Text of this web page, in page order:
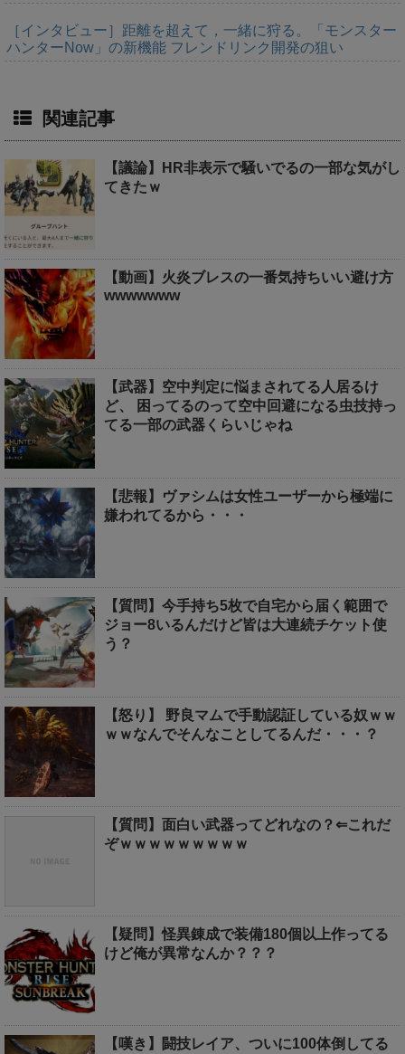
［インタビュー］距離を超えて，一緒に狩る。「モンスター
ハンターNow」の新機能 フレンドリンク開発の狙い
関連記事
【議論】HR非表示で騒いでるの一部な気がし
てきたｗ
【動画】火炎ブレスの一番気持ちいい避け方
wwwwwww
【武器】空中判定に悩まされてる人居るけ
ど、 困ってるのって空中回避になる虫技持っ
てる一部の武器くらいじゃね
【悲報】ヴァシムは女性ユーザーから極端に
嫌われてるから・・・
【質問】今手持ち5枚で自宅から届く範囲で
ジョー8いるんだけど皆は大連続チケット使
う？
【怒り】 野良マムで手動認証している奴ｗｗ
ｗｗなんでそんなことしてるんだ・・・？
【質問】面白い武器ってどれなの？⇐これだ
ぞｗｗｗｗｗｗｗｗｗ
【疑問】怪異錬成で装備180個以上作ってる
けど俺が異常なんか？？？
【嘆き】闘技レイア、ついに100体倒してる